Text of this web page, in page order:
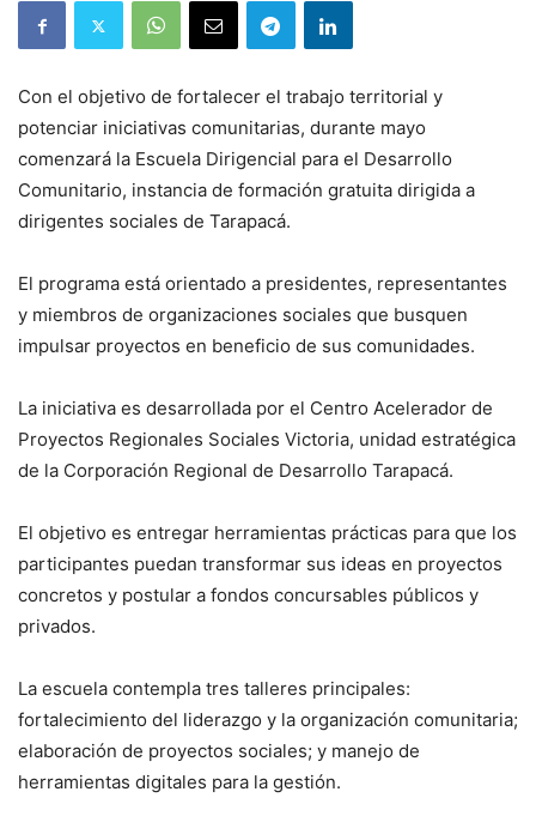
Con el objetivo de fortalecer el trabajo territorial y
potenciar iniciativas comunitarias, durante mayo
comenzará la Escuela Dirigencial para el Desarrollo
Comunitario, instancia de formación gratuita dirigida a
dirigentes sociales de Tarapacá.
El programa está orientado a presidentes, representantes
y miembros de organizaciones sociales que busquen
impulsar proyectos en beneficio de sus comunidades.
La iniciativa es desarrollada por el Centro Acelerador de
Proyectos Regionales Sociales Victoria, unidad estratégica
de la Corporación Regional de Desarrollo Tarapacá.
El objetivo es entregar herramientas prácticas para que los
participantes puedan transformar sus ideas en proyectos
concretos y postular a fondos concursables públicos y
privados.
La escuela contempla tres talleres principales:
fortalecimiento del liderazgo y la organización comunitaria;
elaboración de proyectos sociales; y manejo de
herramientas digitales para la gestión.